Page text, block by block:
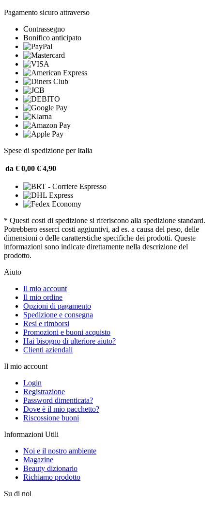
Pagamento sicuro attraverso
Contrassegno
Bonifico anticipato
Spese di spedizione per Italia
da € 0,00 € 4,90
* Questi costi di spedizione si riferiscono alla spedizione standard.
Potrebbero esserci costi aggiuntivi, ad es. a causa del peso, delle
dimensioni o delle caratterstiche specifiche dei prodotti. Queste
informazioni sono indicate direttamente nella descrizione del
prodotto.
Aiuto
Il mio account
Il mio ordine
Opzioni di pagamento
Spedizione e consegna
Resi e rimborsi
Promozioni e buoni acquisto
Hai bisogno di ulteriore aiuto?
Clienti aziendali
Il mio account
Login
Registrazione
Password dimenticata?
Dove è il mio pacchetto?
Riscossione buoni
Informazioni Utili
Noi e il nostro ambiente
Magazine
Beauty dizionario
Richiamo prodotto
Su di noi